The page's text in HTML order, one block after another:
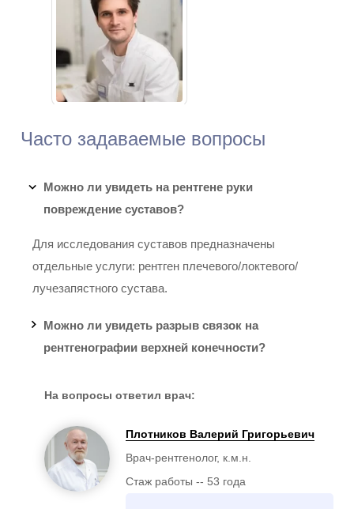
Андреевич
Заведующий диагностическим
рентгенолог
Викторовна
Стаж: 31 год
Часто задаваемые вопросы
Можно ли увидеть на рентгене руки
повреждение суставов?
Для исследования суставов предназначены
отдельные услуги: рентген плечевого/локтевого/
лучезапястного сустава.
Можно ли увидеть разрыв связок на
рентгенографии верхней конечности?
На вопросы ответил врач:
Плотников Валерий Григорьевич
Врач-рентгенолог, к.м.н.
Стаж работы -- 53 года